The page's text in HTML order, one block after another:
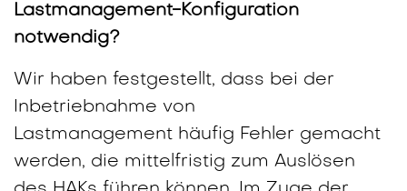
Lastmanagement-Konfiguration
notwendig?
Wir haben festgestellt, dass bei der
Inbetriebnahme von
Lastmanagement häufig Fehler gemacht
werden, die mittelfristig zum Auslösen